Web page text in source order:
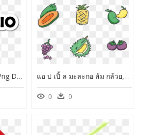
ฟอนต์ Portfolio Png , Png Download - ฟอนต์ พอร์ต ฟ อ ลิ โอ, Transparent Png แอ ป เปิ้ ล มะละกอ ส้ม กล้วย, HD Png Download
0 0